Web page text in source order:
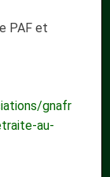
PAF et
gnafr
au-